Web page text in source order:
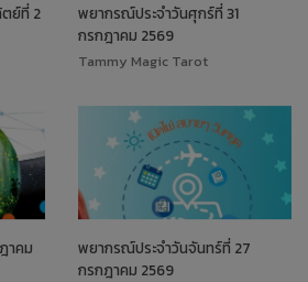
ย์ที่ 2
พยากรณ์ประจำวันศุกร์ที่ 31
กรกฎาคม 2569
Tammy Magic Tarot
าคม
พยากรณ์ประจำวันจันทร์ที่ 27
กรกฎาคม 2569